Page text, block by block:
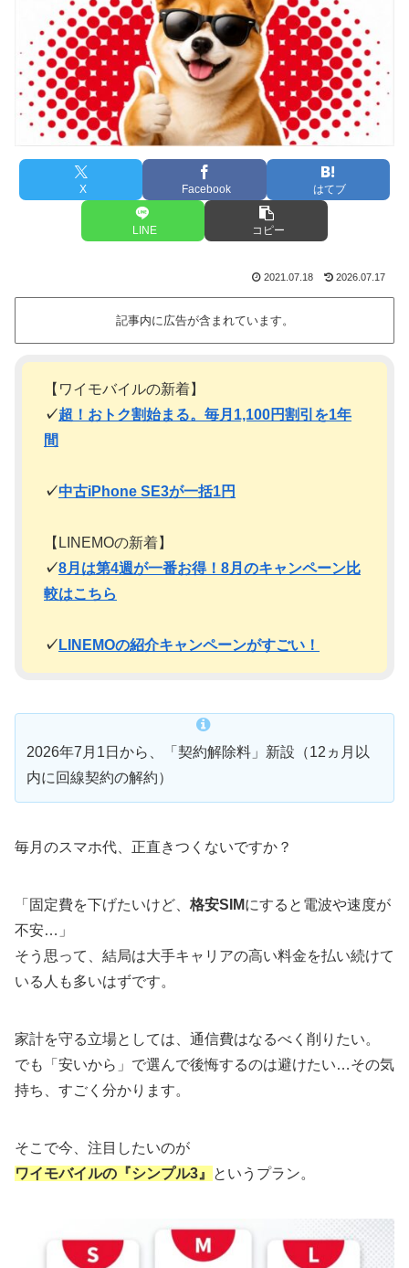
X Facebook はてブ
LINE コピー
2021.07.18 2026.07.17
記事内に広告が含まれています。
【ワイモバイルの新着】
✓超！おトク割始まる。毎月1,100円割引を1年
間
✓中古iPhone SE3が一括1円
【LINEMOの新着】
✓8月は第4週が一番お得！8月のキャンペーン比
較はこちら
✓ LINEMOの紹介キャンペーンがすごい！
2026年7月1日から、「契約解除料」新設（12ヵ月以
内に回線契約の解約）
毎月のスマホ代、正直きつくないですか？
「固定費を下げたいけど、 格安SIMにすると電波や速度が
不安…」
そう思って、結局は大手キャリアの高い料金を払い続けて
いる人も多いはずです。
家計を守る立場としては、通信費はなるべく削りたい。
でも「安いから」で選んで後悔するのは避けたい…その気
持ち、すごく分かります。
そこで今、注目したいのが
ワイモバイルの『シンプル3』
というプラン。